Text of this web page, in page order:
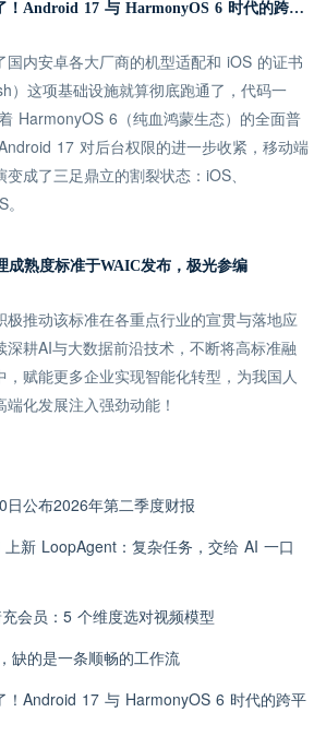
别再折腾端侧和后端了！Android 17 与 HarmonyOS 6 时代的跨平台推送指南
国内安卓各大厂商的机型适配和 iOS 的证书
）这项基础设施就算彻底跑通了，代码一
HarmonyOS 6（纯血鸿蒙生态）的全面普
17 对后台权限的进一步收紧，移动端
成了三足鼎立的割裂状态：iOS、
成熟度标准于WAIC发布，极光参编
极推动该标准在各重点行业的宣贯与落地应
深耕AI与大数据前沿技术，不断将高标准融
，赋能更多企业实现智能化转型，为我国人
化发展注入强劲动能！
公布2026年第二季度财报
新 LoopAgent：复杂任务，交给 AI 一口
会员：5 个维度选对视频模型
缺的是一条顺畅的工作流
！Android 17 与 HarmonyOS 6 时代的跨平